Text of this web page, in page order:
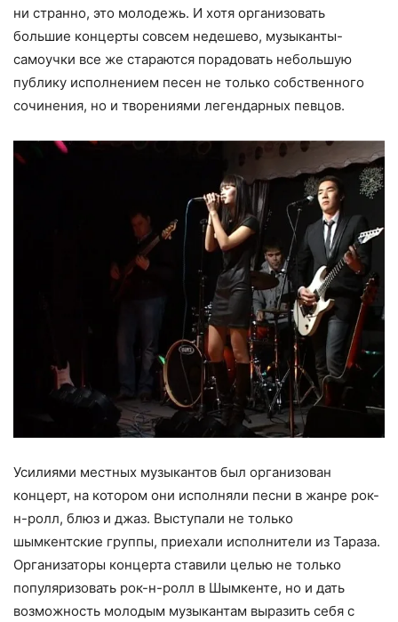
ни странно, это молодежь. И хотя организовать
большие концерты совсем недешево, музыканты-
самоучки все же стараются порадовать небольшую
публику исполнением песен не только собственного
сочинения, но и творениями легендарных певцов.
Усилиями местных музыкантов был организован
концерт, на котором они исполняли песни в жанре рок-
н-ролл, блюз и джаз. Выступали не только
шымкентские группы, приехали исполнители из Тараза.
Организаторы концерта ставили целью не только
популяризовать рок-н-ролл в Шымкенте, но и дать
возможность молодым музыкантам выразить себя с